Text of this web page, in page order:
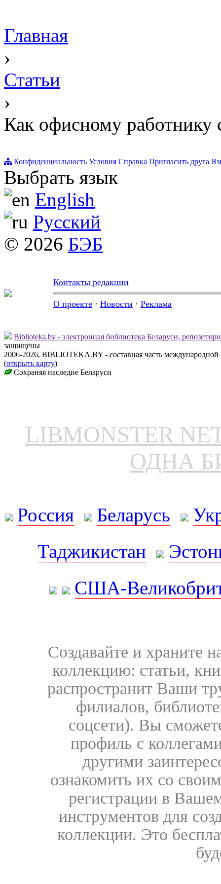
Главная
›
Статьи
›
Как офисному работнику
Конфиденциальность Условия Справка Пригласить друга
Выбрать язык
English
Русский
© 2026 БЭБ
Контакты редакции
О проекте · Новости · Реклама
Biblioteka.by - электронная библиотека Беларуси,
защищены
2006-2026, BIBLIOTEKA.BY - составная часть
(открыть карту)
Сохраняя наследие Беларуси
LIBMONSTER
ОДНА
Россия Беларусь
Таджикистан
США-
Создавайте и храните
коллекцию: статьи,
распространит Ваши
филиалов,
соцсети). Вы
профиль с
другими
ознакомить их со
регистрации в
инструментов для
коллекции. Это